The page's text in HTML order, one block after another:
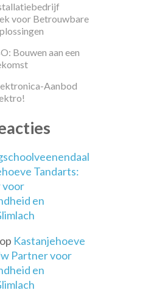
voor Betrouwbare
Bouwen aan een
Aanbod
Tandarts:
voor
en
op Kastanjehoeve
Partner voor
en